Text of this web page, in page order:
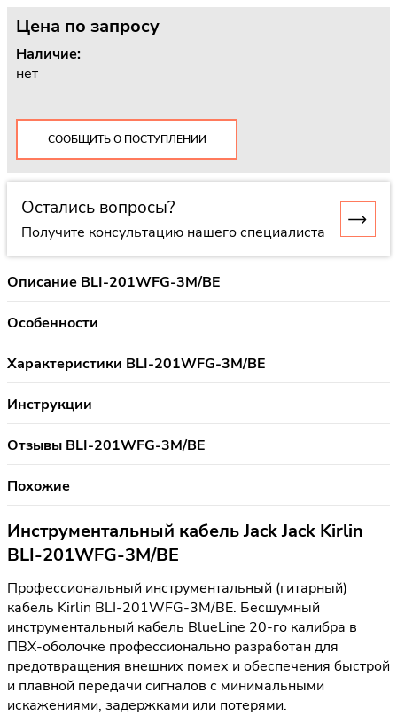
Цена по запросу
Наличие:
нет
СООБЩИТЬ О ПОСТУПЛЕНИИ
Остались вопросы?
Получите консультацию нашего специалиста
Описание BLI-201WFG-3M/BE
Особенности
Характеристики BLI-201WFG-3M/BE
Инструкции
Отзывы BLI-201WFG-3M/BE
Похожие
Инструментальный кабель Jack Jack Kirlin
BLI-201WFG-3M/BE
Профессиональный инструментальный (гитарный)
кабель Kirlin BLI-201WFG-3M/BE. Бесшумный
инструментальный кабель BlueLine 20-го калибра в
ПВХ-оболочке профессионально разработан для
предотвращения внешних помех и обеспечения быстрой
и плавной передачи сигналов с минимальными
искажениями, задержками или потерями.